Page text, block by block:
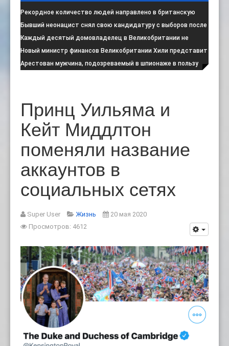
Рекордное количество людей направлено в британскую
программу по борьбе с радикал:
Бывший неонацист снял свою кандидатуру с выборов после
негативной реакции общест:
Каждый десятый домовладелец в Великобритании не
намерен соблюдать запрет на испо:
Новый министр финансов Великобритании Хили представит
свой первый бюджет 28 октя:
Арестован мужчина, подозреваемый в шпионаже в пользу
Принц Уильяма и
Кейт Миддлтон
поменяли название
аккаунтов в
социальных сетях
Super User Жизнь
20 мая 2020
Просмотров: 4612